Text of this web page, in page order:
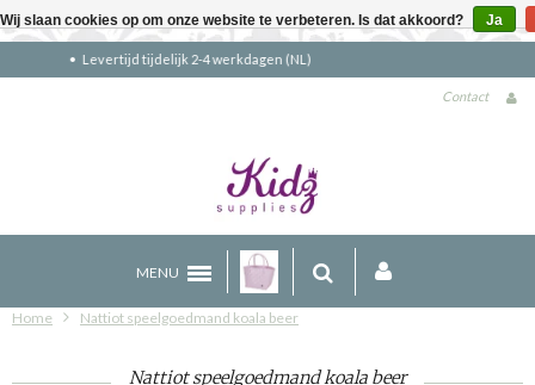
Gratis verzending boven €90 (NL)
Contact
MENU
Home Nattiot speelgoedmand koala beer
Nattiot speelgoedmand koala beer
Wij slaan cookies op om onze website te verbeteren. Is dat akkoord? Ja